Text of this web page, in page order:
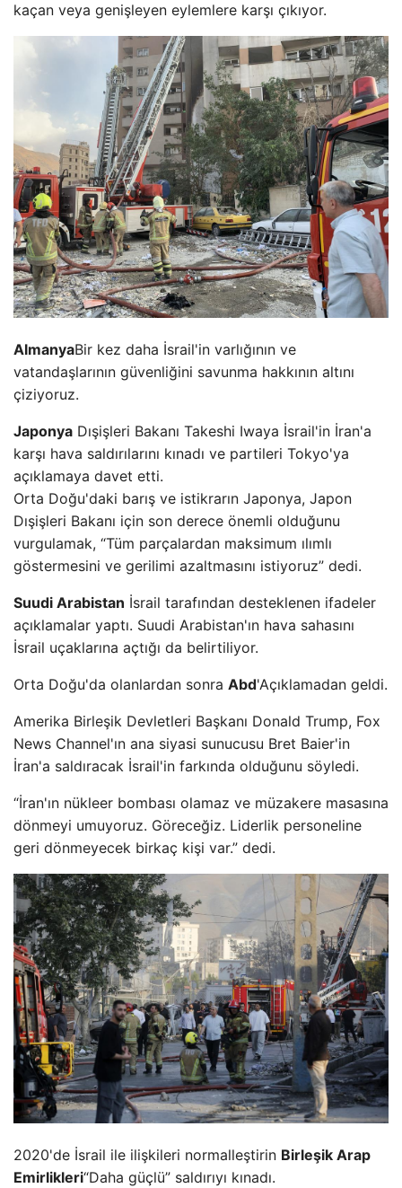
kaçan veya genişleyen eylemlere karşı çıkıyor.
AlmanyaBir kez daha İsrail'in varlığının ve
vatandaşlarının güvenliğini savunma hakkının altını
çiziyoruz.
Japonya Dışişleri Bakanı Takeshi Iwaya İsrail'in İran'a
karşı hava saldırılarını kınadı ve partileri Tokyo'ya
açıklamaya davet etti.
Orta Doğu'daki barış ve istikrarın Japonya, Japon
Dışişleri Bakanı için son derece önemli olduğunu
vurgulamak, “Tüm parçalardan maksimum ılımlı
göstermesini ve gerilimi azaltmasını istiyoruz” dedi.
Suudi Arabistan İsrail tarafından desteklenen ifadeler
açıklamalar yaptı. Suudi Arabistan'ın hava sahasını
İsrail uçaklarına açtığı da belirtiliyor.
Orta Doğu'da olanlardan sonra Abd'Açıklamadan geldi.
Amerika Birleşik Devletleri Başkanı Donald Trump, Fox
News Channel'ın ana siyasi sunucusu Bret Baier'in
İran'a saldıracak İsrail'in farkında olduğunu söyledi.
“İran'ın nükleer bombası olamaz ve müzakere masasına
dönmeyi umuyoruz. Göreceğiz. Liderlik personeline
geri dönmeyecek birkaç kişi var.” dedi.
2020'de İsrail ile ilişkileri normalleştirin Birleşik Arap
Emirlikleri“Daha güçlü” saldırıyı kınadı.